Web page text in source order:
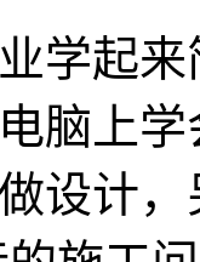
学起
脑上
设计